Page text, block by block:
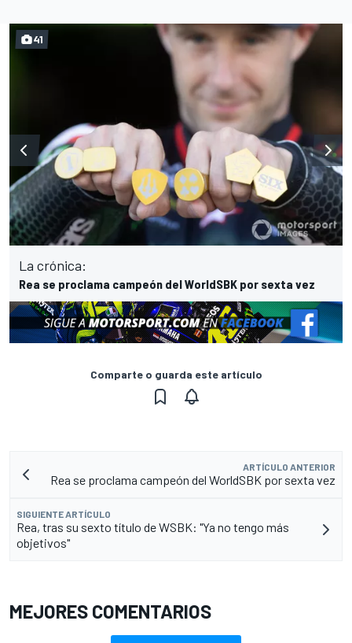
41
La crónica:
Rea se proclama campeón del WorldSBK por sexta vez
Comparte o guarda este artículo
ARTÍCULO ANTERIOR
Rea se proclama campeón del WorldSBK por sexta vez
SIGUIENTE ARTÍCULO
Rea, tras su sexto título de WSBK: "Ya no tengo más
objetivos"
MEJORES COMENTARIOS